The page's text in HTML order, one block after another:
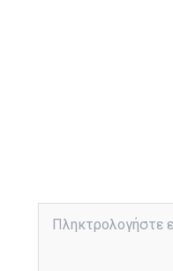
εδώ..